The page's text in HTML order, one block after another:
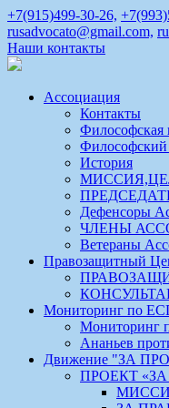
+7(915)499-30-26,
rusadvocato@gmail.com,
Наши контакты
Ассоциация
Контакты
Философская
Философский
История
Дефенсоры
ЧЛЕНЫ
Ветераны
Правозащитный
Мониторинг по
Мониторинг
Ананьев
Движение "ЗА
ПРОЕКТ